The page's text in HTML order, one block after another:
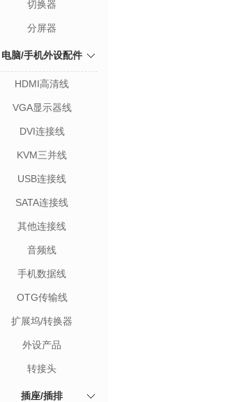
切换器
分屏器
电脑/手机外设配件
HDMI高清线
VGA显示器线
DVI连接线
KVM三并线
USB连接线
SATA连接线
其他连接线
音频线
手机数据线
OTG传输线
扩展坞/转换器
外设产品
转接头
插座/插排